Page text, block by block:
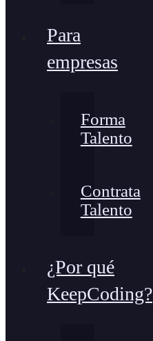
Para
empresas
Forma
Talento
Contrata
Talento
¿Por qué
KeepCoding?